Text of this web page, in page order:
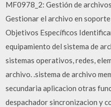
MF0978_2: Gestión de
Gestionar el archivo en
Objetivos Específicos
equipamiento del sistema de
sistemas operativos, redes,
archivo. .sistema de archivo
secundaria aplicacion otras
despachador sincronizacion y